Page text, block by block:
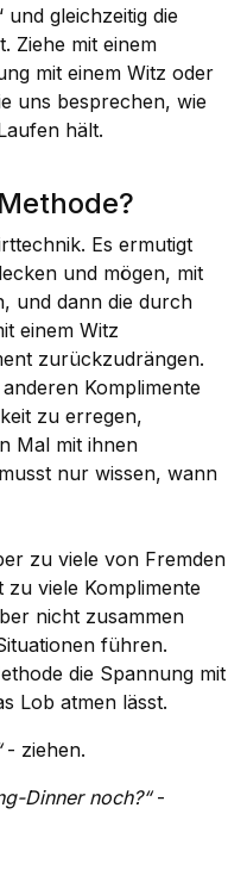
und gleichzeitig die
Ziehe mit einem
mit einem Witz oder
uns besprechen, wie
hält.
Es ermutigt
und mögen, mit
und dann die durch
einem Witz
zurückzudrängen.
Komplimente
zu erregen,
Mal mit ihnen
nur wissen, wann
zu viele von Fremden
viele Komplimente
nicht zusammen
führen.
die Spannung mit
Lob atmen lässt.
- ziehen.
Dinner noch?“-